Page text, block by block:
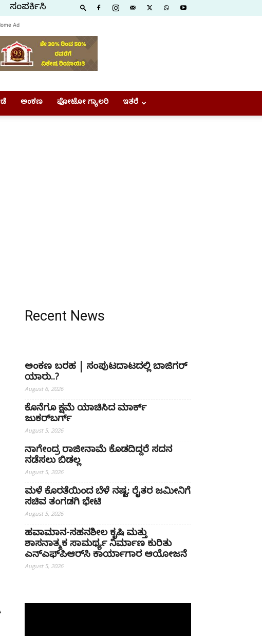
ಸಂಪರ್ಕಿಸಿ
Ad
ಅಂಕಣ ಫೋಟೋ ಗ್ಯಾಲರಿ ಇತರೆ
Recent News
ಅಂಕಣ ಬರಹ | ಸಂಪುಟದಾಟದಲ್ಲಿ ಬಾಜಿಗರ್
ಯಾರು..?
August 6, 2026
ಕೊನೆಗೂ ಕ್ಷಮೆ ಯಾಚಿಸಿದ ಮಾರ್ಕ್
ಜುಕರ್‌ಬರ್ಗ್
August 5, 2026
ನಾಗೇಂದ್ರ ರಾಜೀನಾಮೆ ಕೊಡದಿದ್ದರೆ ಸದನ
ನಡೆಸಲು ಬಿಡಲ್ಲ
August 5, 2026
ಮಳೆ ಕೊರತೆಯಿಂದ ಬೆಳೆ ನಷ್ಟ: ರೈತರ ಜಮೀನಿಗೆ
ಸಚಿವ ತಂಗಡಗಿ ಭೇಟಿ
August 5, 2026
ಹವಾಮಾನ-ಸಹನಶೀಲ ಕೃಷಿ ಮತ್ತು
ಶಾಸನಾತ್ಮಕ ಸಾಮರ್ಥ್ಯ ನಿರ್ಮಾಣ ಕುರಿತು
ಎನ್‌ಎಫ್‌ಪಿಆರ್‌ಸಿ ಕಾರ್ಯಾಗಾರ ಆಯೋಜನೆ
August 5, 2026